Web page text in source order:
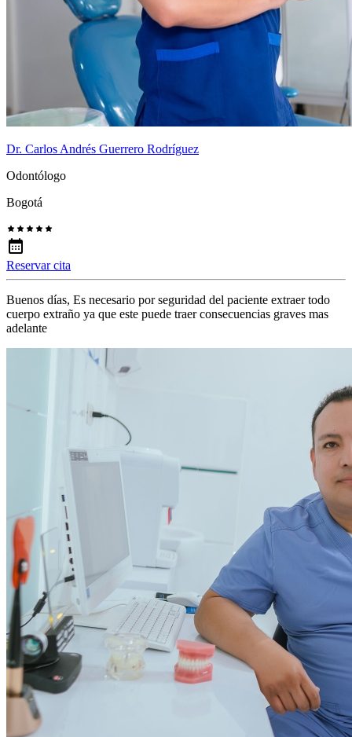
Dr. Carlos Andrés Guerrero Rodríguez
Odontólogo
Bogotá
Reservar cita
Buenos días, Es necesario por seguridad del paciente extraer todo
cuerpo extraño ya que este puede traer consecuencias graves mas
adelante